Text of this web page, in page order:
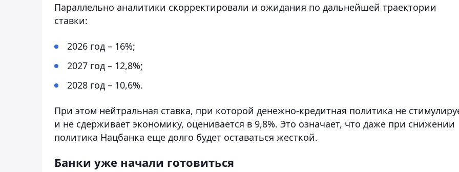
Параллельно аналитики скорректировали и ожидания по дальнейшей траектории
ставки:
2026 год – 16%;
2027 год – 12,8%;
2028 год – 10,6%.
При этом нейтральная ставка, при которой денежно-кредитная политика не
и не сдерживает экономику, оценивается в 9,8%. Это означает, что даже при снижении
политика Нацбанка еще долго будет оставаться жесткой.
Банки уже начали готовиться